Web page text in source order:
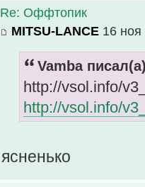
Re: Оффтопик
MITSU-LANCE 16
Vamba
http://vsol.info/
http://vsol.info/
ясненько